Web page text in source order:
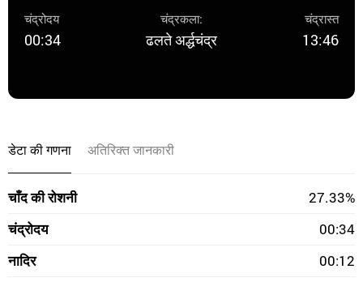
चंद्रोदय
00:34
चंद्रकला:
ढलते अर्द्धचंद्र
चंद्रास्त
13:46
डेटा की गणना अतिरिक्त जानकारी
चाँद की रोशनी
27.33%
चंद्रोदय
00:34
नादिर
00:12